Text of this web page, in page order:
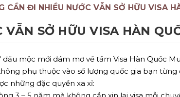
CẦN ĐI NHIỀU NƯỚC VẪN SỞ HỮU VISA
SỞ HỮU VISA HÀN
mộc mới dám mơ về tấm Visa Hàn Quốc
phụ thuộc vào số lượng quốc gia bạn từng
những đặc quyền xa xỉ: